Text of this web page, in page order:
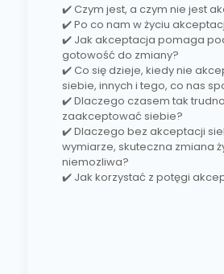
✔️ Czym jest, a czym nie jest
✔️ Po co nam w życiu
✔️ Jak akceptacja pomaga
gotowość do zmiany?
✔️ Co się dzieje, kiedy nie
siebie, innych i tego, co nas
✔️ Dlaczego czasem tak
zaakceptować siebie?
✔️ Dlaczego bez akceptacji
wymiarze, skuteczna zmiana
niemozliwa?
✔️ Jak korzystać z potęgi